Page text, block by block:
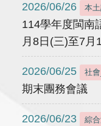
2026/06/26 本
114學年度閩南
月8日(三)至7月
2026/06/25 社
期末團務會議
2026/06/23 綜